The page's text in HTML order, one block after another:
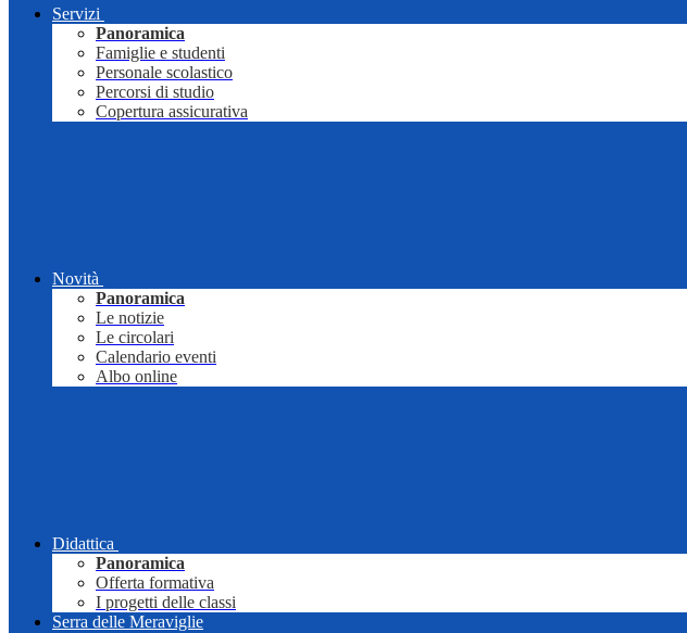
Servizi
Panoramica
Famiglie e studenti
Personale scolastico
Percorsi di studio
Copertura assicurativa
Novità
Panoramica
Le notizie
Le circolari
Calendario eventi
Albo online
Didattica
Panoramica
Offerta formativa
I progetti delle classi
Serra delle Meraviglie